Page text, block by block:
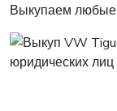
Выкупаем любые